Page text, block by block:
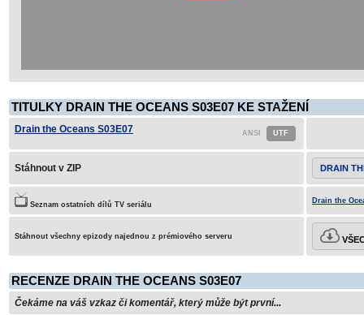
TITULKY DRAIN THE OCEANS S03E07 KE STAŽENÍ
Drain the Oceans S03E07
Stáhnout v ZIP DRAIN
Seznam ostatních dílů TV seriálu Drain the
Stáhnout všechny epizody najednou z prémiového serveru
RECENZE DRAIN THE OCEANS S03E07
Čekáme na váš vzkaz či komentář, který může být první...